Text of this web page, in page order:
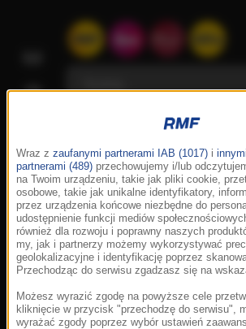
Wraz z zaufanymi partnerami IAB (1017) i
partnerami (489) przechowujemy i/lub
na Twoim urządzeniu, takie jak pliki cookie,
osobowe, takie jak unikalne identyfikatory,
przez urządzenia końcowe niezbędne do
udostępnienie funkcji mediów
również dla rozwoju i poprawny naszych
my, jak i partnerzy możemy wykorzystywać
geolokalizacyjne i identyfikację poprzez
Przechodząc do serwisu zgadzasz się na
Możesz wyrazić zgodę na powyższe cele
kliknięcie w przycisk "przechodzę do serwisu",
wyrażać zgody poprzez wybór ustawień